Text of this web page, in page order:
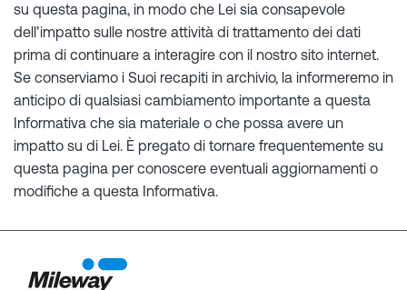
su questa pagina, in modo che Lei sia consapevole
dell’impatto sulle nostre attività di trattamento dei dati
prima di continuare a interagire con il nostro sito internet.
Se conserviamo i Suoi recapiti in archivio, la informeremo in
anticipo di qualsiasi cambiamento importante a questa
Informativa che sia materiale o che possa avere un
impatto su di Lei. È pregato di tornare frequentemente su
questa pagina per conoscere eventuali aggiornamenti o
modifiche a questa Informativa.